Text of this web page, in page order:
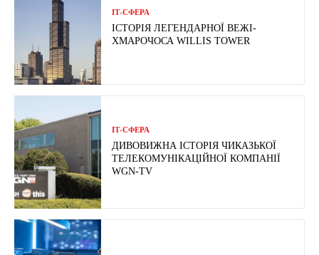
ІТ-СФЕРА
ІСТОРІЯ ЛЕГЕНДАРНОЇ ВЕЖІ-
ХМАРОЧОСА WILLIS TOWER
ІТ-СФЕРА
ДИВОВИЖНА ІСТОРІЯ ЧИКАЗЬКОЇ
ТЕЛЕКОМУНІКАЦІЙНОЇ КОМПАНІЇ
WGN-TV